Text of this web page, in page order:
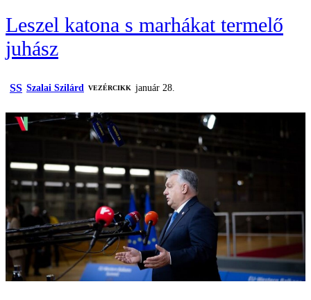
Leszel katona s marhákat termelő
juhász
SS Szalai Szilárd VEZÉRCIKK január 28.